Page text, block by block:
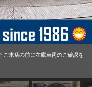
ご来店の前に在庫車両のご確認を